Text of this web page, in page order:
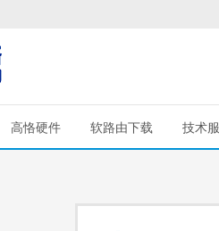
高恪硬件 软路由下载 技术